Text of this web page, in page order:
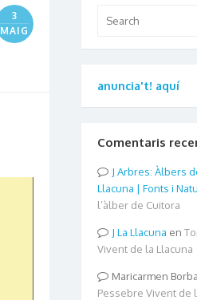
3
MAIG
for:
anuncia't! aquí
Comentaris
Arbres: Àlbers
Llacuna | Fonts i
l’àlber de Cuitora
La Llacuna en
Vivent de la Llacuna
Maricarmen
Pessebre Vivent de